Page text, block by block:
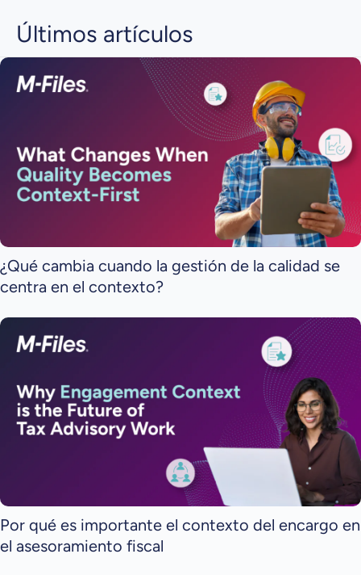
Últimos artículos
¿Qué cambia cuando la gestión de la calidad se
centra en el contexto?
Por qué es importante el contexto del encargo en
el asesoramiento fiscal